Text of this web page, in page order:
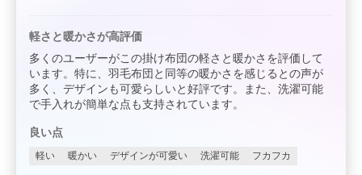
軽さと暖かさが高評価
多くのユーザーがこの掛け布団の軽さと暖かさを評価して
います。特に、羽毛布団と同等の暖かさを感じるとの声が
多く、デザインも可愛らしいと好評です。また、洗濯可能
で手入れが簡単な点も支持されています。
良い点
軽い 暖かい デザインが可愛い 洗濯可能 フカフカ